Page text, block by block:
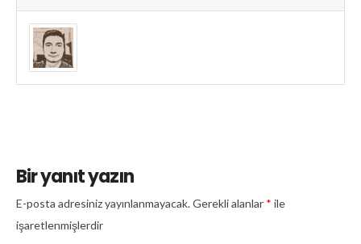
Bir yanıt yazın
E-posta adresiniz yayınlanmayacak.Gerekli alanlar * ile
işaretlenmişlerdir